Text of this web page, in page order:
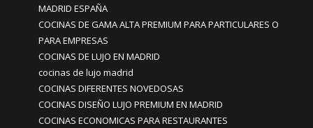
MADRID ESPAÑA
COCINAS DE GAMA ALTA PREMIUM PARA PARTICULARES O
PARA EMPRESAS
COCINAS DE LUJO EN MADRID
cocinas de lujo madrid
COCINAS DIFERENTES NOVEDOSAS
COCINAS DISEÑO LUJO PREMIUM EN MADRID
COCINAS ECONOMICAS PARA RESTAURANTES